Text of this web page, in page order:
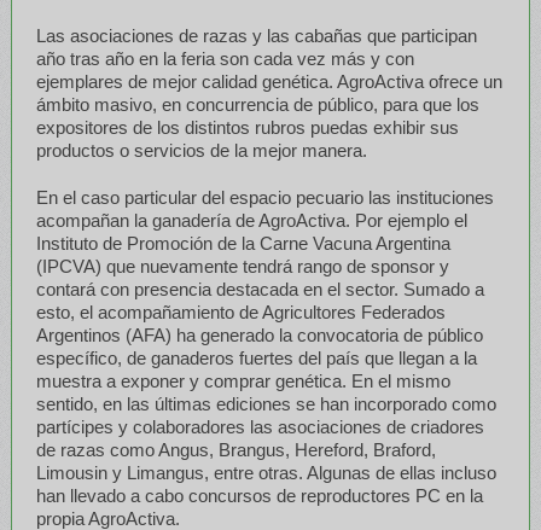
Las asociaciones de razas y las cabañas que participan
año tras año en la feria son cada vez más y con
ejemplares de mejor calidad genética. AgroActiva ofrece un
ámbito masivo, en concurrencia de público, para que los
expositores de los distintos rubros puedas exhibir sus
productos o servicios de la mejor manera.
En el caso particular del espacio pecuario las instituciones
acompañan la ganadería de AgroActiva. Por ejemplo el
Instituto de Promoción de la Carne Vacuna Argentina
(IPCVA) que nuevamente tendrá rango de sponsor y
contará con presencia destacada en el sector. Sumado a
esto, el acompañamiento de Agricultores Federados
Argentinos (AFA) ha generado la convocatoria de público
específico, de ganaderos fuertes del país que llegan a la
muestra a exponer y comprar genética. En el mismo
sentido, en las últimas ediciones se han incorporado como
partícipes y colaboradores las asociaciones de criadores
de razas como Angus, Brangus, Hereford, Braford,
Limousin y Limangus, entre otras. Algunas de ellas incluso
han llevado a cabo concursos de reproductores PC en la
propia AgroActiva.